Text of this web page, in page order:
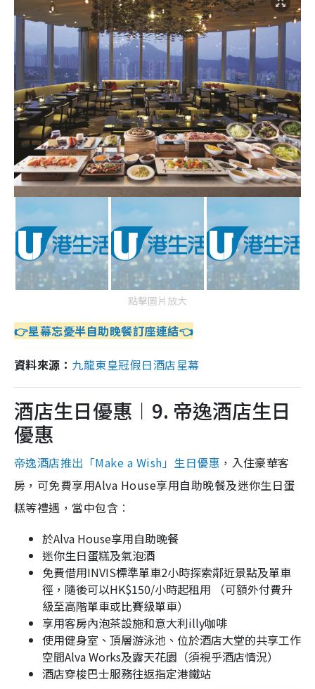
點擊圖片放大
👉星幕忘憂半自助晚餐訂座連結👈
資料來源： 九龍東皇冠假日酒店星幕
酒店生日優惠︱9. 帝逸酒店生日
優惠
帝逸酒店推出「Make a Wish」生日優惠 ，入住豪華客
房，可免費享用Alva House享用自助晚餐及迷你生日蛋
糕等禮遇，當中包含︰
於Alva House享用自助晚餐
迷你生日蛋糕及氣泡酒
免費借用INVIS標準單車2小時探索鄰近景點及單車
徑，隨後可以HK$150/小時起租用 （可額外付費升
級至高階單車或比賽級單車）
享用客房內泡茶設施和意大利illy咖啡
使用健身室、頂層游泳池、位於酒店大堂的共享工作
空間Alva Works及露天花園（須視乎酒店情況）
酒店穿梭巴士服務往返指定港鐵站